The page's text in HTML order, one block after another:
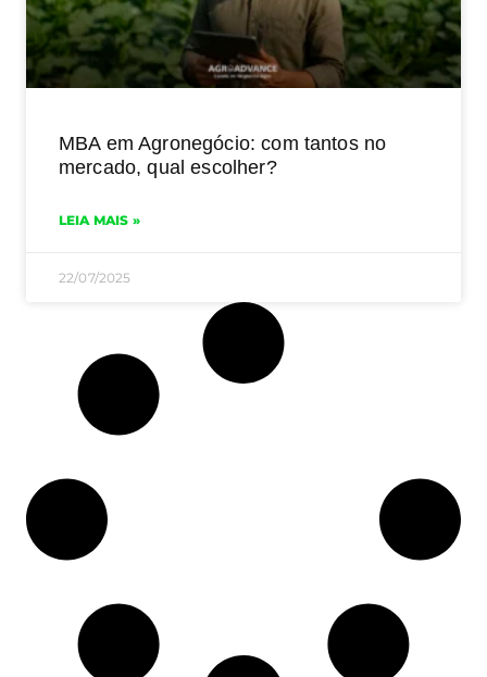
MBA em Agronegócio: com tantos no
mercado, qual escolher?
LEIA MAIS »
22/07/2025